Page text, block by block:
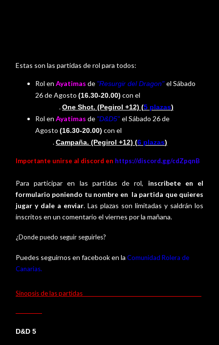
Estas son las partidas de rol para todos:
Rol en Ayatimas de "Resurgir del Dragon" el Sábado
26de Agosto (16.30-20.00) con el
.One Shot. (Pegirol +12) (5 plazas)
Rol en Ayatimas de "D&D5" el Sábado 26de
Agosto (16.30-20.00) con el
.Campaña. (Pegirol +12) (6 plazas)
Importante unirse al discord en https://discord.gg/cdZpqnB
Para participar en las partidas de rol, inscribete en el
formulario poniendo tu nombre en la partida que quieres
jugar y dale a enviar. Las plazas son limitadas y saldrán los
inscritos en un comentario el viernes por la mañana.
¿Donde puedo seguir seguirles?
Puedes seguirnos en facebook en la Comunidad Rolera de
Canarias.
Sinopsis de las partidas
D&D 5